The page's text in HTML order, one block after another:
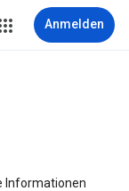
Anmelden
Informationen